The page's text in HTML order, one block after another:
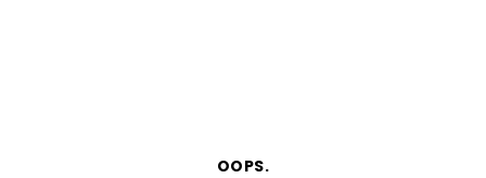
OOPS.